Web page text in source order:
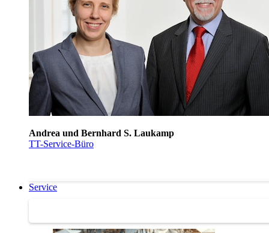
Andrea und Bernhard S. Laukamp
TT-Service-Büro
Service